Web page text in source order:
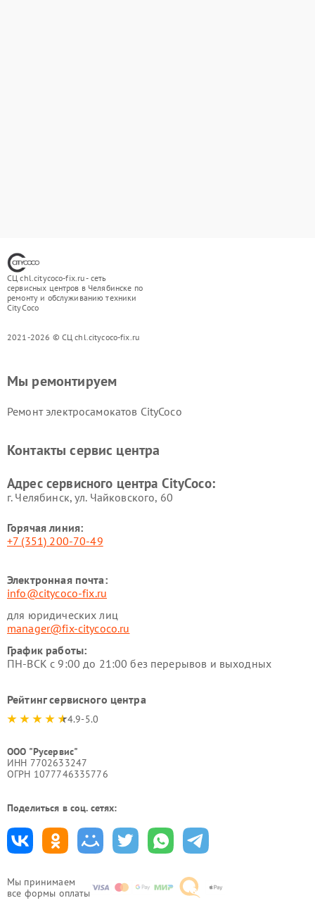
СЦ chl.citycoco-fix.ru - сеть
сервисных центров в Челябинске по
ремонту и обслуживанию техники
CityCoco
2021-2026 © СЦ chl.citycoco-fix.ru
Мы принимаем
все формы оплаты
Мы ремонтируем
Ремонт электросамокатов CityCoco
Контакты сервис центра
Адрес сервисного центра CityCoco:
г. Челябинск, ул. Чайковского, 60
Горячая линия:
+7 (351) 200-70-49
Электронная почта:
info@citycoco-fix.ru
для юридических лиц
manager@fix-citycoco.ru
График работы:
ПН-ВСК с 9:00 до 21:00 без перерывов и выходных
Рейтинг сервисного центра
4.9-5.0
ООО "Русервис"
ИНН 7702633247
ОГРН 1077746335776
Поделиться в соц. сетях: